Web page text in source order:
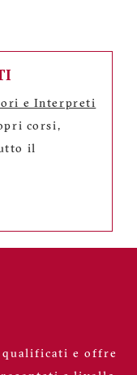
e Interpreti
corsi,
il
e offre